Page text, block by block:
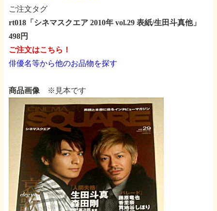
ご注文タグ
rt018「シネマスクエア 2010年 vol.29 表紙/生田斗真他」
498円
ご注文はこちら！
俳優名等から他のお品物を探す
商品画像 ※見本です